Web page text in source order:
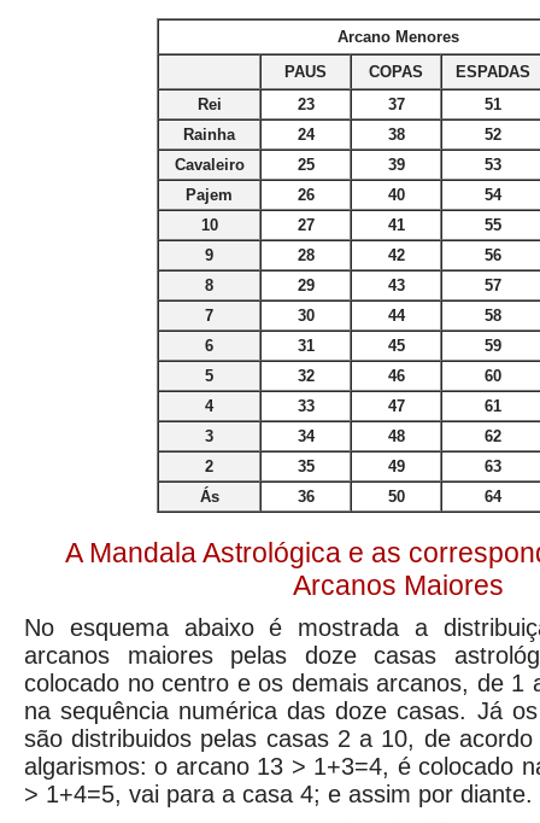
Arcano Menores
PAUS
COPAS
ESPADAS
Rei
23 37
51
Rainha
24 38
52
Cavaleiro
25 39
53
Pajem
26 40
54
10
27 41
55
9
28 42
56
8
29 43
57
7
30 44
58
6
31 45
59
5
32 46
60
4
33 47
61
3
34 48
62
2
35 49
63
Ás
36 50 64
A Mandala Astrológica e as
Arcanos Maiores
No esquema abaixo é mostrada a
arcanos maiores pelas doze casas
colocado no centro e os demais arcanos, de 1
na sequência numérica das doze casas. Já
são distribuidos pelas casas 2 a 10, de
algarismos: o arcano 13 > 1+3=4, é colocado
> 1+4=5, vai para a casa 4; e assim por diante.